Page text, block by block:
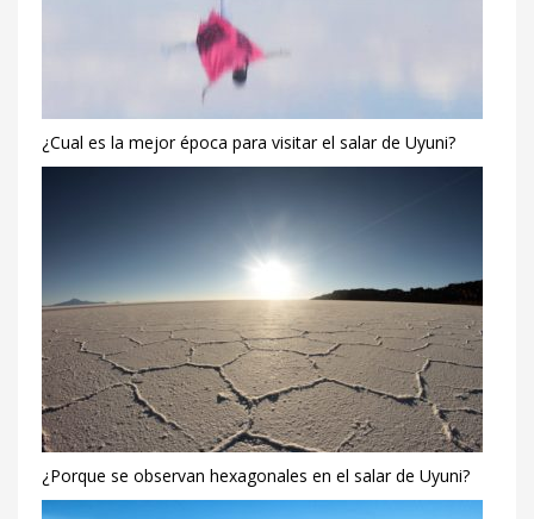
¿Cual es la mejor época para visitar el salar de Uyuni?
¿Porque se observan hexagonales en el salar de Uyuni?